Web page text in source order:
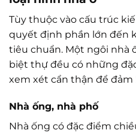
Tùy thuộc vào cấu trúc
quyết định phần lớn đến
tiêu chuẩn. Một ngôi nhà
biệt thự đều có những
xem xét cẩn thận để
Nhà ống, nhà phố
Nhà ống có đặc điểm